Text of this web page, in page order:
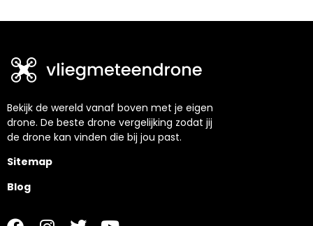
Bekijk de wereld vanaf boven met je eigen
drone. De beste drone vergelijking zodat jij
de drone kan vinden die bij jou past.
Sitemap
Blog